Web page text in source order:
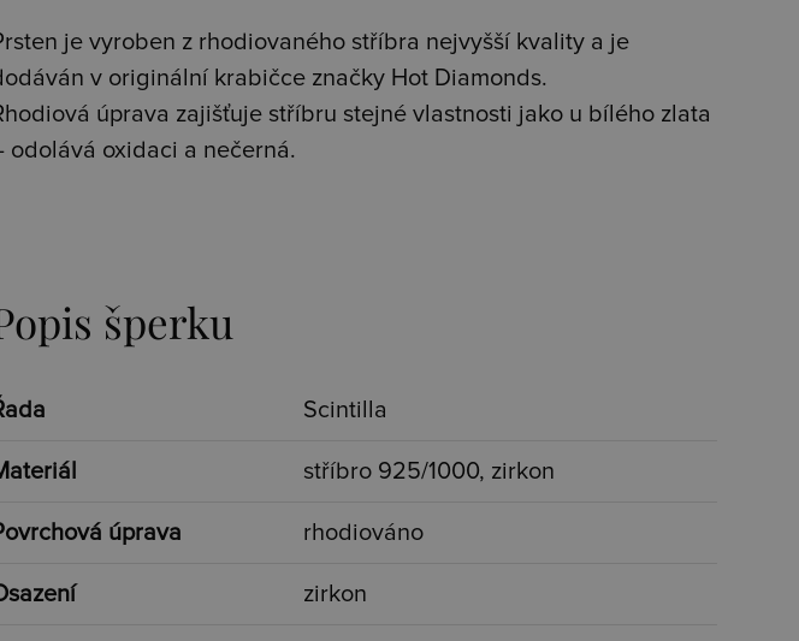
je vyroben z rhodiovaného stříbra nejvyšší kvality a je
v originální krabičce značky Hot Diamonds.
úprava zajišťuje stříbru stejné vlastnosti jako u bílého zlata
odolává oxidaci a nečerná.
šperku
Scintilla
stříbro 925/1000, zirkon
úprava rhodiováno
zirkon